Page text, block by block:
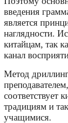
введения
является
наглядности.
китайцам, так
канал
Метод
соответствует
традициям и
учащимися.